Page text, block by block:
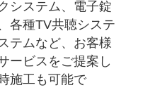
システム、電子錠
各種TV共聴システ
テムなど、お客様
ービスをご提案し
施工も可能で